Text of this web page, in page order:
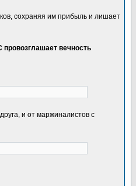
сохраняя им прибыль и лишает
провозглашает вечность
и от маржиналистов с